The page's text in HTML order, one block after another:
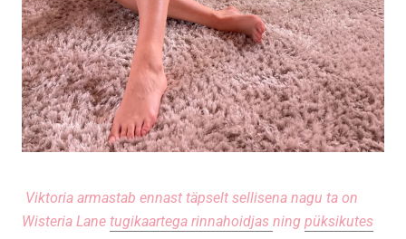
Viktoria armastab ennast täpselt sellisena nagu ta on
Wisteria Lane tugikaartega rinnahoidjas ning püksikutes